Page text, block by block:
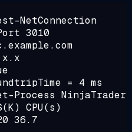
NetConnection
3010
= 4 ms
Process NinjaTrader
CPU(s)
36.7